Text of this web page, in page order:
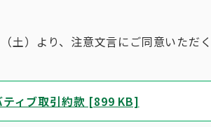
土）より、注意文言にご同意いただ
ィブ取引約款 [899 KB]